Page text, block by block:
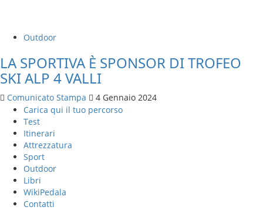
Outdoor
LA SPORTIVA È SPONSOR DI TROFEO
SKI ALP 4 VALLI
Comunicato Stampa
4 Gennaio 2024
Carica qui il tuo percorso
Test
Itinerari
Attrezzatura
Sport
Outdoor
Libri
WikiPedala
Contatti